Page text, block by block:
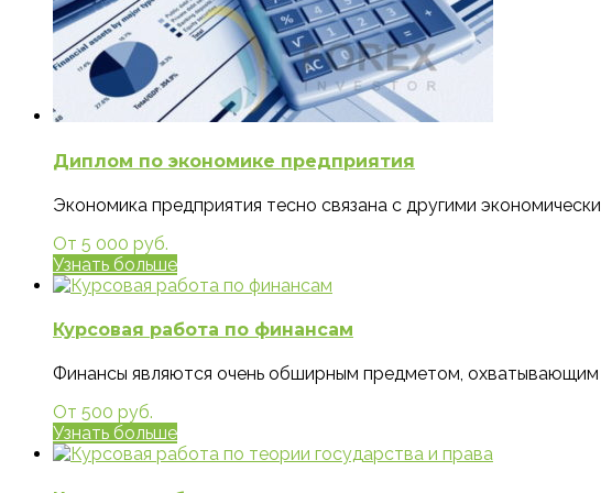
Диплом по экономике предприятия
Экономика предприятия тесно связана с другими
От 5 000 руб.
Узнать больше
Курсовая работа по финансам
Финансы являются очень обширным предметом, охватывающим
От 500 руб.
Узнать больше